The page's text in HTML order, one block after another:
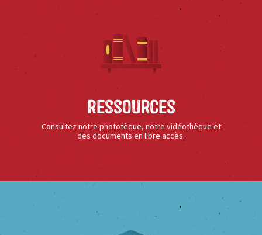
Ressources
Consultez notre phototèque, notre vidéothèque et
des documents en libre accès.